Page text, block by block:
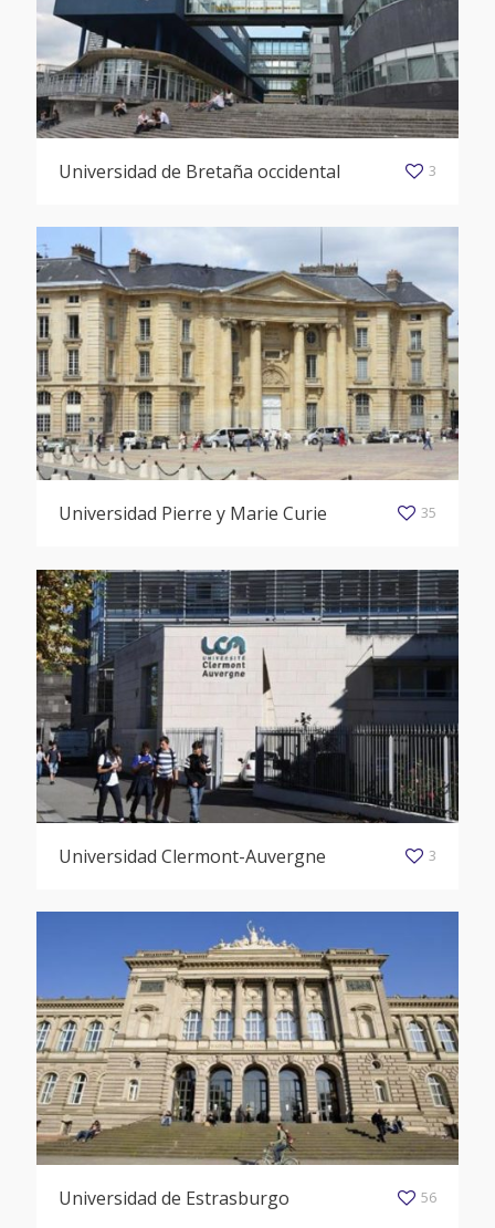
Universidad de Bretaña occidental 3
Universidad Pierre y Marie Curie 35
Universidad Clermont-Auvergne 3
Universidad de Estrasburgo 56